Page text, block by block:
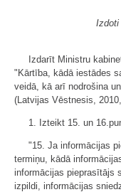
Izdoti
Izdarīt Ministru
"Kārtība, kādā iestādes
veidā, kā arī nodrošina
(Latvijas Vēstnesis,
1. Izteikt 15. un
"15. Ja informācijas
termiņu, kādā
informācijas pieprasītājs
izpildi, informācijas